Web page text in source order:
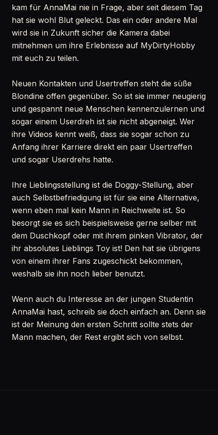
kam für AnnaMai nie in Frage, aber seit diesem Tag
hat sie wohl Blut geleckt. Das ein oder andere Mal
wird sie in Zukunft sicher die Kamera dabei
mitnehmen um ihre Erlebnisse auf MyDirtyHobby
mit euch zu teilen.
Neuen Kontakten und Usertreffen steht die süße
Blondine offen gegenüber. So ist sie immer neugierig
und gespannt neue Menschen kennenzulernen und
sogar einem Userdreh ist sie nicht abgeneigt. Wer
ihre Videos kennt weiß, dass sie sogar schon zu
Anfang ihrer Karriere direkt ein paar Usertreffen
und sogar Userdrehs hatte.
Ihre Lieblingsstellung ist die Doggy-Stellung, aber
auch Selbstbefriedigung ist für sie eine Alternative,
wenn eben mal kein Mann in Reichweite ist. So
besorgt sie es sich beispielsweise gerne selber mit
dem Duschkopf oder mit ihrem pinken Vibrator, der
ihr absolutes Lieblings Toy ist! Den hat sie übrigens
von einem ihrer Fans zugeschickt bekommen,
weshalb sie ihn noch lieber benutzt.
Wenn auch du Interesse an der jungen Studentin
AnnaMai hast, schreib sie doch einfach an. Denn sie
ist der Meinung den ersten Schritt sollte stets der
Mann machen, der Rest ergibt sich von selbst.